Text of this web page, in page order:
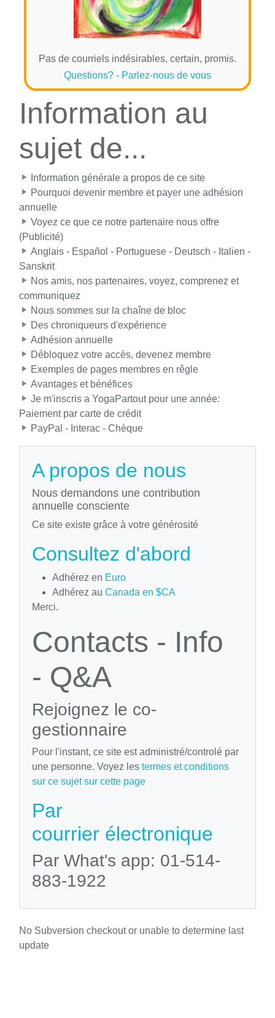
Pas de courriels indésirables, certain, promis.
Questions? - Parlez-nous de vous
Information au
sujet de...
Information générale a propos de ce site
Pourquoi devenir membre et payer une adhésion
annuelle
Voyez ce que ce notre partenaire nous offre
(Publicité)
Anglais - Español - Portuguese - Deutsch - Italien -
Sanskrit
Nos amis, nos partenaires, voyez, comprenez et
communiquez
Nous sommes sur la chaîne de bloc
Des chroniqueurs d'expérience
Adhésion annuelle
Débloquez votre accès, devenez membre
Exemples de pages membres en rêgle
Avantages et bénéfices
Je m'inscris a YogaPartout pour une année:
Paiement par carte de crédit
PayPal - Interac - Chèque
A propos de nous
Nous demandons une contribution
annuelle consciente
Ce site existe grâce à votre générosité
Consultez d'abord
Adhérez en Euro
Adhérez au Canada en $CA
Merci.
Contacts - Info
- Q&A
Rejoignez le co-
gestionnaire
Pour l'instant, ce site est administré/controlé par
une personne. Voyez les termes et conditions
sur ce sujet sur cette page
Par
courrier électronique
Par What's app: 01-514-
883-1922
No Subversion checkout or unable to determine last
update